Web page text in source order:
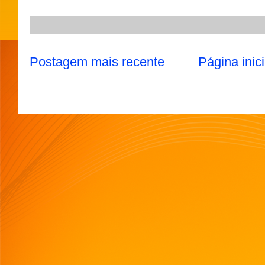
Postagem mais recente Página